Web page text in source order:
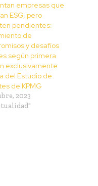
empresas que
ESG, pero
pendientes:
de
y desafíos
según primera
exclusivamente
del Estudio de
de KPMG
2023